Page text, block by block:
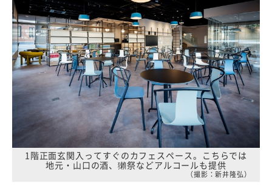
1階正面玄関入ってすぐのカフェスペース。こちらでは
地元・山口の酒、獺祭などアルコールも提供
（撮影：新井隆弘）